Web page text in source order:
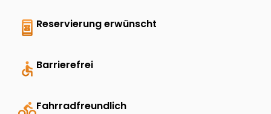
book_online Reservierung erwünscht
accessible Barrierefrei
directions_bikeFahrradfreundlich